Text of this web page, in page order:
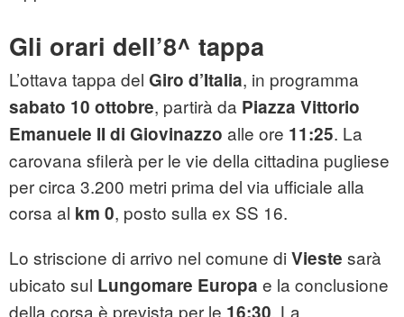
Gli orari dell’8^ tappa
L’ottava tappa del Giro d’Italia, in programma
sabato 10 ottobre, partirà da Piazza Vittorio
Emanuele II di Giovinazzo alle ore 11:25. La
carovana sfilerà per le vie della cittadina pugliese
per circa 3.200 metri prima del via ufficiale alla
corsa al km 0, posto sulla ex SS 16.
Lo striscione di arrivo nel comune di Vieste sarà
ubicato sul Lungomare Europa e la conclusione
della corsa è prevista per le
. La